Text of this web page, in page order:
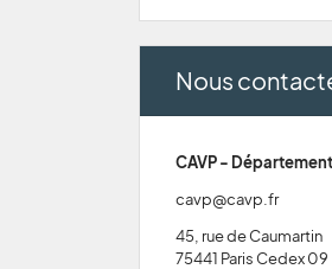
Nous
CAVP -
cavp@cavp.fr
45, rue de Caumartin
75441 Paris Cedex 09